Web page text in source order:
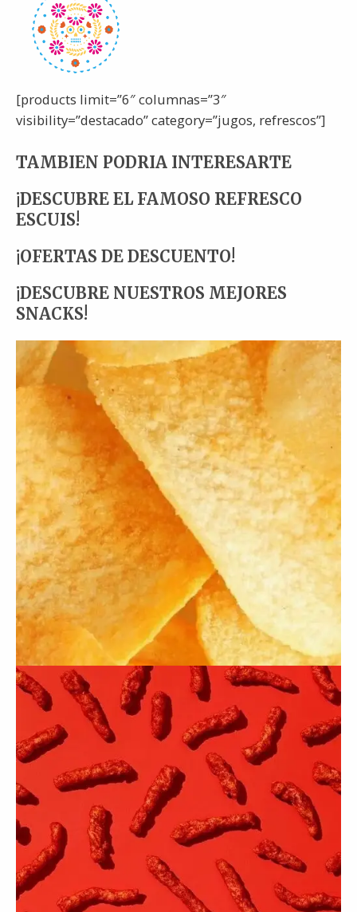
[products limit=”6″ columnas=”3″
visibility=”destacado” category=”jugos, refrescos”]
TAMBIEN PODRIA INTERESARTE
¡DESCUBRE EL FAMOSO REFRESCO
ESCUIS!
¡OFERTAS DE DESCUENTO!
¡DESCUBRE NUESTROS MEJORES
SNACKS!